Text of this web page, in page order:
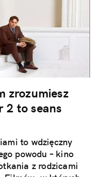
zrozumiesz
2 to seans
to wdzięczny
powodu – kino
z rodzicami